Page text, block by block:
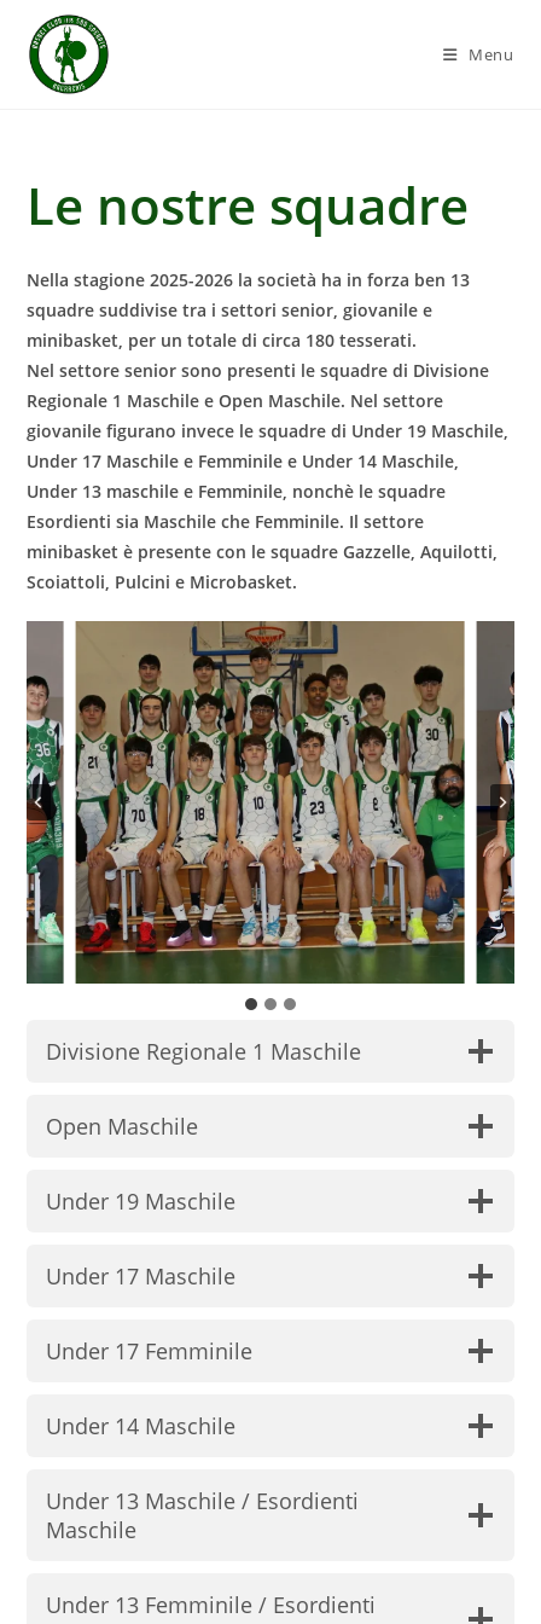
contenuto
Menu
Le nostre squadre
Nella stagione 2025-2026 la società ha in forza ben 13
squadre suddivise tra i settori senior, giovanile e
minibasket, per un totale di circa 180 tesserati.
Nel settore senior sono presenti le squadre di Divisione
Regionale 1 Maschile e Open Maschile. Nel settore
giovanile figurano invece le squadre di Under 19 Maschile,
Under 17 Maschile e Femminile e Under 14 Maschile,
Under 13 maschile e Femminile, nonchè le squadre
Esordienti sia Maschile che Femminile. Il settore
minibasket è presente con le squadre Gazzelle, Aquilotti,
Scoiattoli, Pulcini e Microbasket.
Divisione Regionale 1 Maschile
Open Maschile
Under 19 Maschile
Under 17 Maschile
Under 17 Femminile
Under 14 Maschile
Under 13 Maschile / Esordienti
Maschile
Under 13 Femminile / Esordienti